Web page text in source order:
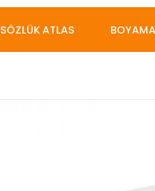
SÖZLÜK ATLAS BOYAMA